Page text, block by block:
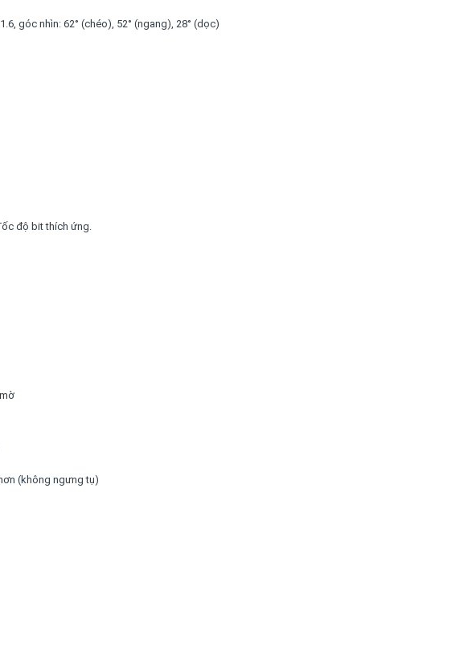
góc nhìn: 62° (chéo), 52° (ngang), 28° (dọc)
độ bit thích ứng.
(không ngưng tụ)